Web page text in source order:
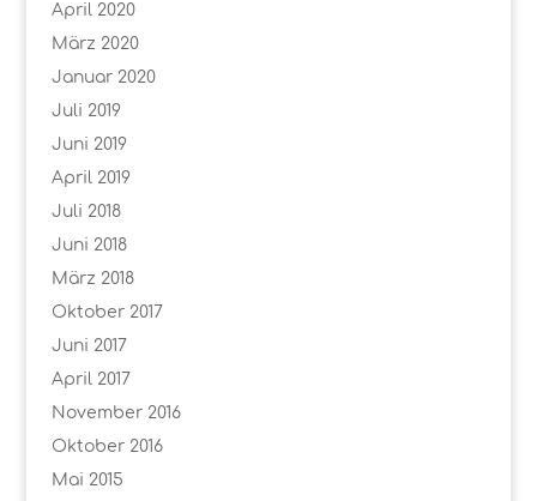
April 2020
März 2020
Januar 2020
Juli 2019
Juni 2019
April 2019
Juli 2018
Juni 2018
März 2018
Oktober 2017
Juni 2017
April 2017
November 2016
Oktober 2016
Mai 2015